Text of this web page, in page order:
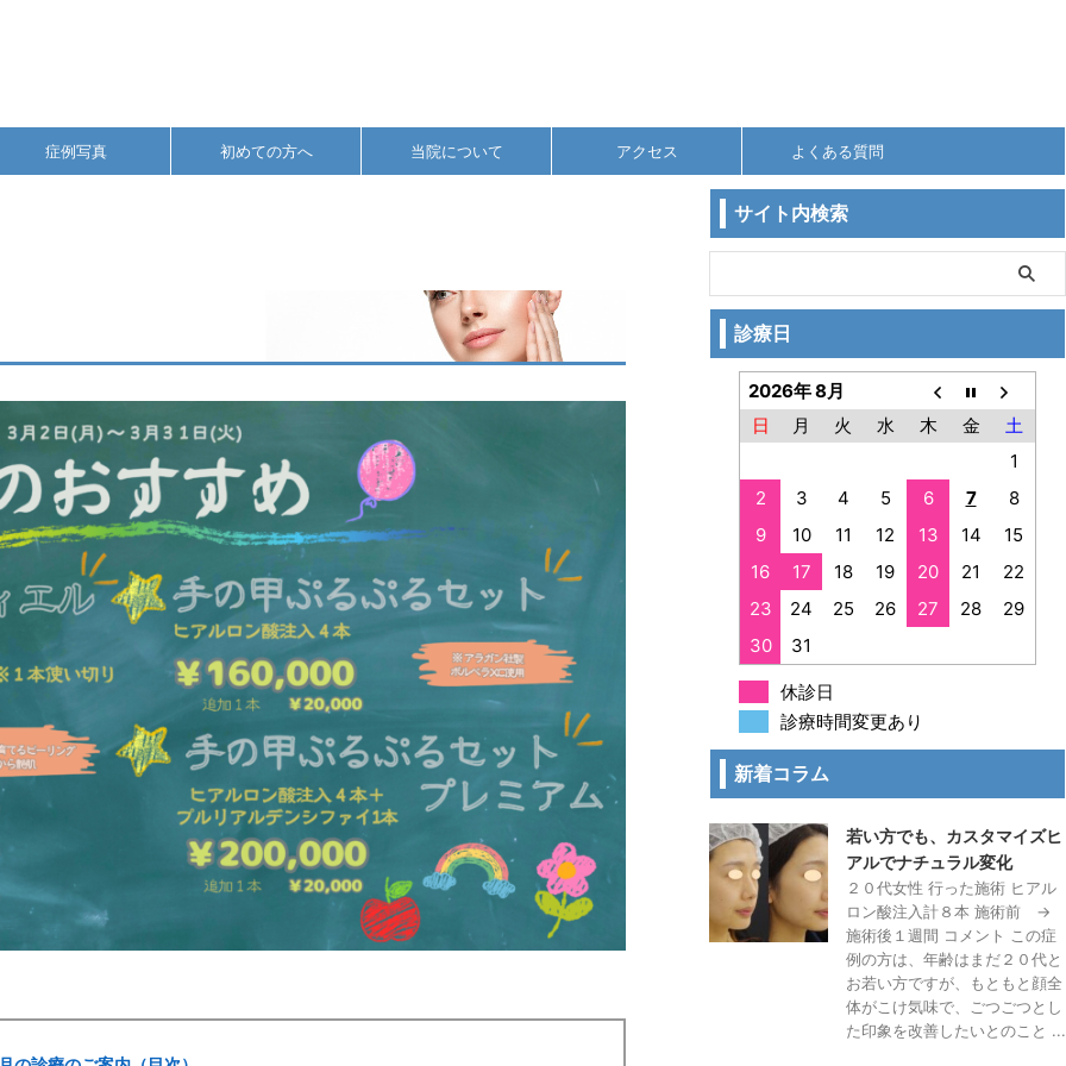
症例写真 初めての方へ 当院について アクセス よくある質問
サイト内検索
診療日
2026年 8月
日
月 火 水 木 金
土
1
2
3 4 5 6 7
8
9
10 11 12 13 14
15
16
17 18 19 20 21
22
23
24 25 26 27 28
29
30
31
休診日
診療時間変更あり
新着コラム
若い方でも、カスタマイズヒ
アルでナチュラル変化
２０代女性 行った施術 ヒアル
ロン酸注入計８本 施術前 →
施術後１週間 コメント この症
例の方は、年齢はまだ２０代と
お若い方ですが、もともと顔全
体がこけ気味で、ごつごつとし
た印象を改善したいとのこと ...